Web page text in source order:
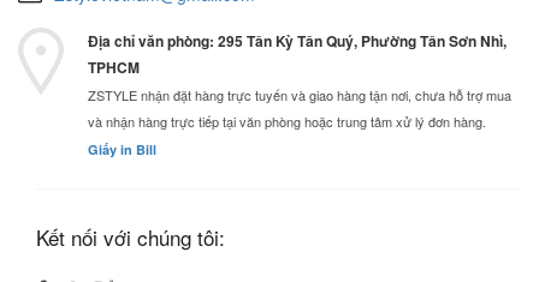
Địa chỉ văn phòng: 295 Tân Kỳ Tân Quý, Phường Tân Sơn Nhì,
TPHCM
ZSTYLE nhận đặt hàng trực tuyến và giao hàng tận nơi, chưa hỗ trợ mua
và nhận hàng trực tiếp tại văn phòng hoặc trung tâm xử lý đơn hàng.
Giấy in Bill
Kết nối với chúng tôi: